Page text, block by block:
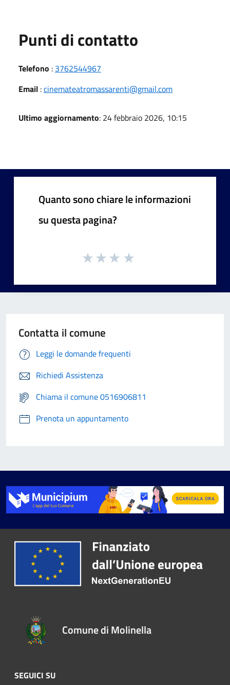
Punti di contatto
Telefono : 3762544967
Email :cinemateatromassarenti@gmail.com
Ultimo aggiornamento: 24 febbraio 2026, 10:15
Quanto sono chiare le informazioni
su questa pagina?
Contatta il comune
Leggi le domande frequenti
Richiedi Assistenza
Chiama il comune 0516906811
Prenota un appuntamento
Comune di Molinella
SEGUICI SU